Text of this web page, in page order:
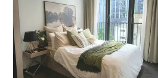
Bangkoks
coveted
neighborhoods,
making this
an ideal